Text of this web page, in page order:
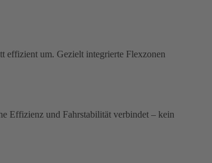
effizient um. Gezielt integrierte Flexzonen
Effizienz und Fahrstabilität verbindet – kein